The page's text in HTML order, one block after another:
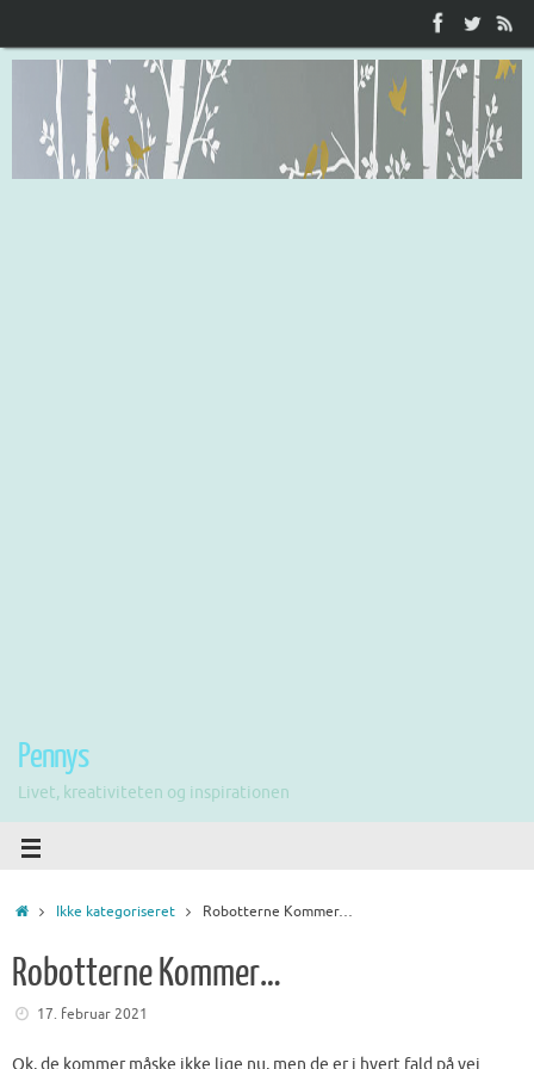
Pennys
Livet, kreativiteten og inspirationen
Ikke kategoriseret Robotterne Kommer…
Robotterne Kommer…
17. februar 2021